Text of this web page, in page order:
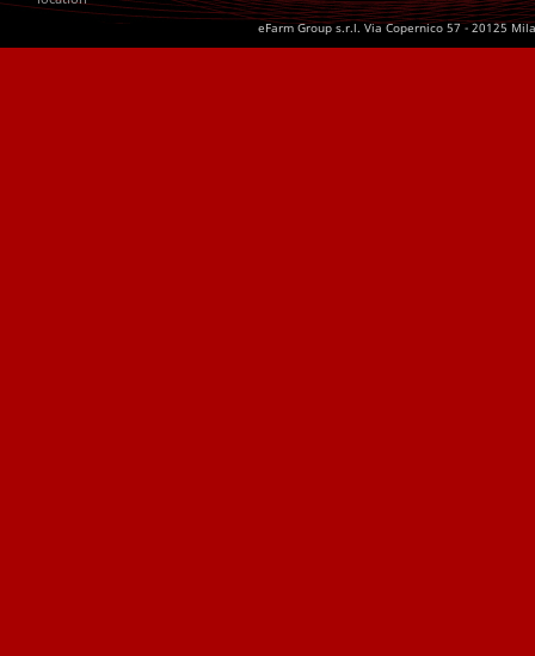
eFarm Group s.r.l. Via Copernico 57 - 20125